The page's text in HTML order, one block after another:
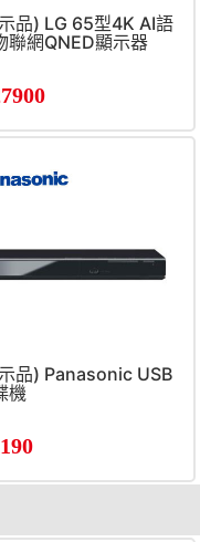
品) LG 65型4K AI語
聯網QNED顯示器
品) Panasonic USB
機